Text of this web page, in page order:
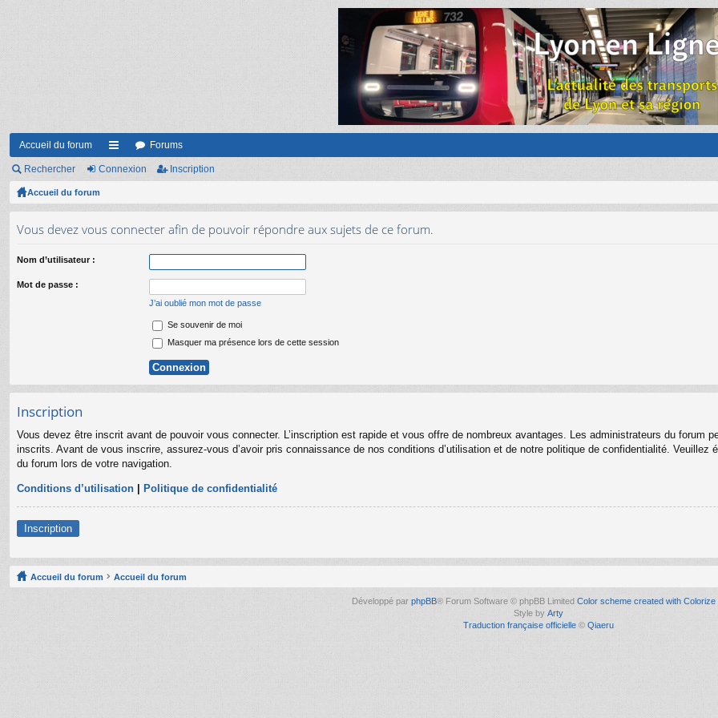
Accueil du forum
ac
Forums
Rechercher Connexion Inscription
Accueil du forum
Vous devez vous connecter afin de pouvoir répondre aux sujets de ce forum.
Nom d’utilisateur :
Mot de passe :
J’ai oublié mon mot de passe
Se souvenir de moi
Masquer ma présence lors de cette session
Inscription
Vous devez être inscrit avant de pouvoir vous connecter. L’inscription est rapide et vous offre de nombreux avantages. Les administrateurs du forum
inscrits. Avant de vous inscrire, assurez-vous d’avoir pris connaissance de nos conditions d’utilisation et de notre politique de confidentialité.
du forum lors de votre navigation.
Conditions d’utilisation | Politique de confidentialité
Inscription
Accueil du forum Accueil du forum
Développé par phpBB® Forum Software © phpBB Limited Color scheme created with Colorize
Style by Arty
Traduction française officielle © Qiaeru